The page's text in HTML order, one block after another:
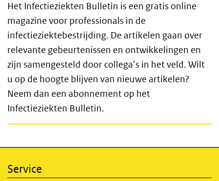
Het Infectieziekten Bulletin is een gratis online
magazine voor professionals in de
infectieziektebestrijding. De artikelen gaan over
relevante gebeurtenissen en ontwikkelingen en
zijn samengesteld door collega’s in het veld. Wilt
u op de hoogte blijven van nieuwe artikelen?
Neem dan een abonnement op het
Infectieziekten Bulletin.
Service